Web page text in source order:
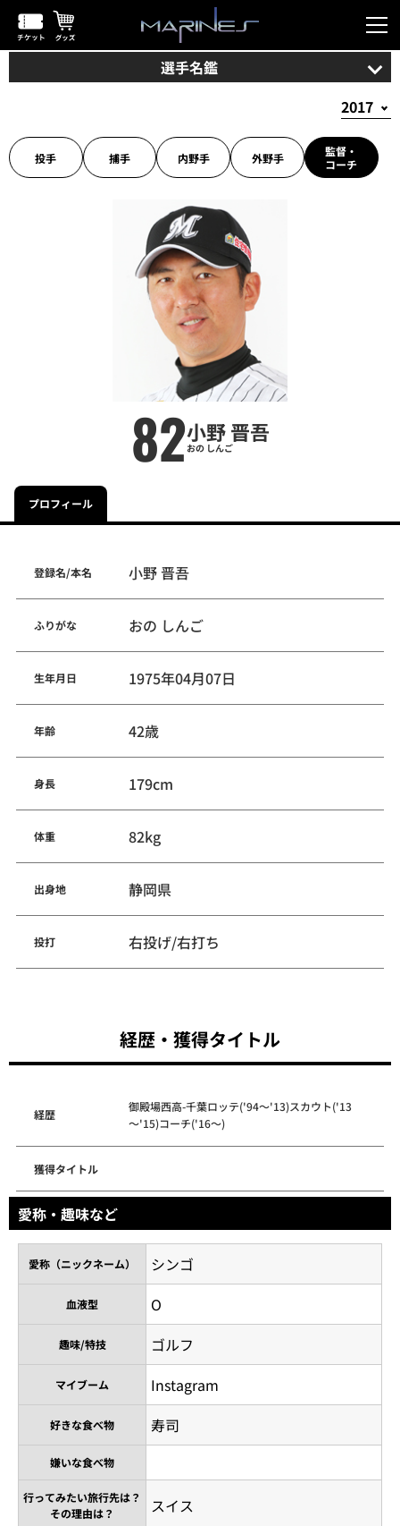
選手名鑑
投手 捕手 内野手 外野手
監督・
コーチ
82小野 晋吾
おの しんご
プロフィール
登録名/本名 小野 晋吾
ふりがな おの しんご
生年月日 1975年04月07日
年齢 42歳
身長 179cm
体重 82kg
出身地 静岡県
投打 右投げ/右打ち
経歴・獲得タイトル
経歴
御殿場西高-千葉ロッテ('94～'13)スカウト('13
～'15)コーチ('16～)
獲得タイトル
愛称・趣味など
愛称（ニックネーム） シンゴ
血液型 O
趣味/特技 ゴルフ
マイブーム Instagram
好きな食べ物 寿司
嫌いな食べ物
行ってみたい旅行先は？
その理由は？
スイス